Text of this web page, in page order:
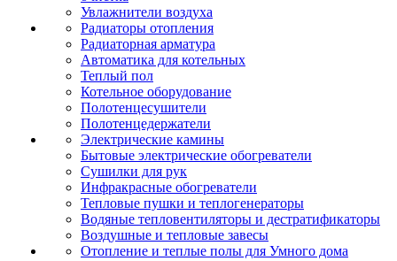
Увлажнители воздуха
Радиаторы отопления
Радиаторная арматура
Автоматика для котельных
Теплый пол
Котельное оборудование
Полотенцесушители
Полотенцедержатели
Электрические камины
Бытовые электрические обогреватели
Сушилки для рук
Инфракрасные обогреватели
Тепловые пушки и теплогенераторы
Водяные тепловентиляторы и дестратификаторы
Воздушные и тепловые завесы
Отопление и теплые полы для Умного дома